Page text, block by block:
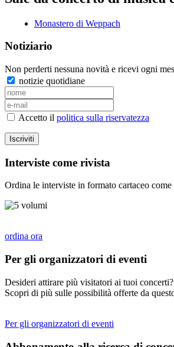
Monastero di Weppach
Notiziario
Non perderti nessuna novità e ricevi ogni
notizie quotidiane
Accetto il politica sulla riservatezza
Iscriviti
Interviste come rivista
Ordina le interviste in formato cartaceo come
ordina ora
Per gli organizzatori di eventi
Desideri attirare più visitatori ai tuoi concerti?
Scopri di più sulle possibilità offerte da
Per gli organizzatori di eventi